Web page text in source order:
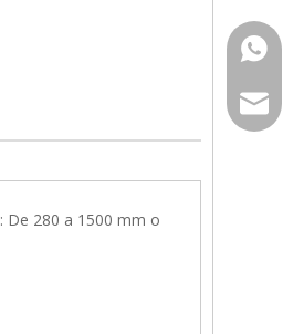
De 280 a 1500 mm o